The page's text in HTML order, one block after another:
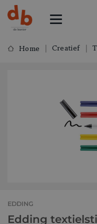
Home Creatief
EDDING
Edding